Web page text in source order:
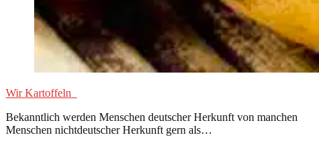
Wir Kartoffeln
Bekanntlich werden Menschen deutscher Herkunft von manchen
Menschen nichtdeutscher Herkunft gern als…